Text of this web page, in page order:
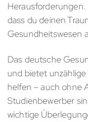
dass du deinen
Gesundheitswesen
Das deutsche
und bietet
helfen – auch ohne
Studienbewerber
wichtige